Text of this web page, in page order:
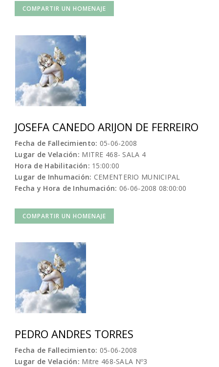
COMPARTIR UN HOMENAJE
JOSEFA CANEDO ARIJON DE FERREIRO
Fecha de Fallecimiento: 05-06-2008
Lugar de Velación: MITRE 468- SALA 4
Hora de Habilitación: 15:00:00
Lugar de Inhumación: CEMENTERIO MUNICIPAL
Fecha y Hora de Inhumación: 06-06-2008 08:00:00
COMPARTIR UN HOMENAJE
PEDRO ANDRES TORRES
Fecha de Fallecimiento: 05-06-2008
Lugar de Velación: Mitre 468-SALA Nº3